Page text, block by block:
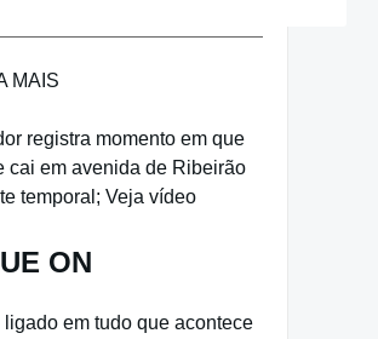
MAIS
registra momento em que
cai em avenida de Ribeirão
temporal; Veja vídeo
ON
ligado em tudo que acontece